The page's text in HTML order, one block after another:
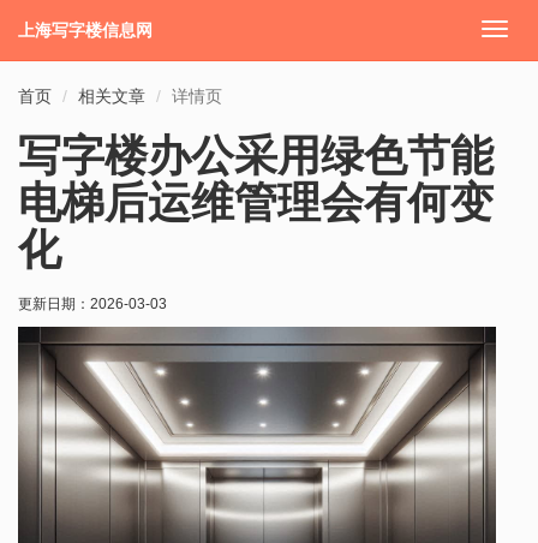
切
上海写字楼信息网
首页 相关文章 详情页
写字楼办公采用绿色节能
电梯后运维管理会有何变
化
更新日期： 2026-03-03